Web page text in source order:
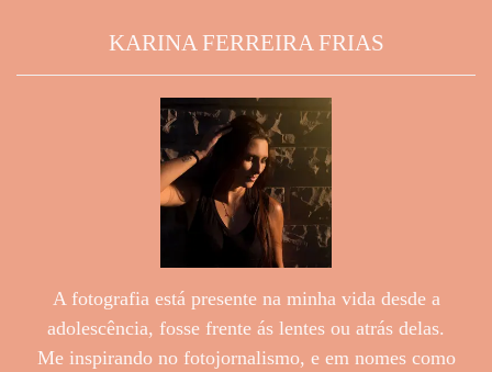
KARINA FERREIRA FRIAS
A fotografia está presente na minha vida desde a
adolescência, fosse frente ás lentes ou atrás delas.
Me inspirando no fotojornalismo, e em nomes como